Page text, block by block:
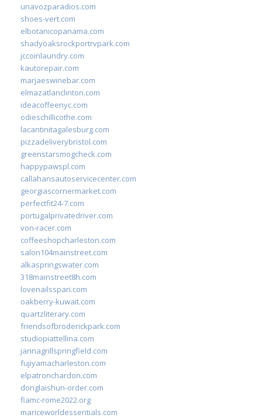
unavozparadios.com
shoes-vert.com
elbotanicopanama.com
shadyoaksrockportrvpark.com
jccoinlaundry.com
kautorepair.com
marjaeswinebar.com
elmazatlanclinton.com
ideacoffeenyc.com
odieschillicothe.com
lacantinitagalesburg.com
pizzadeliverybristol.com
greenstarsmogcheck.com
happypawspl.com
callahansautoservicecenter.com
georgiascornermarket.com
perfectfit24-7.com
portugalprivatedriver.com
von-racer.com
coffeeshopcharleston.com
salon104mainstreet.com
alkaspringswater.com
318mainstreet8h.com
lovenailsspari.com
oakberry-kuwait.com
quartzliterary.com
friendsofbroderickpark.com
studiopiattellina.com
jannagrillspringfield.com
fujiyamacharleston.com
elpatronchardon.com
donglaishun-order.com
fiamc-rome2022.org
mariceworldessentials.com